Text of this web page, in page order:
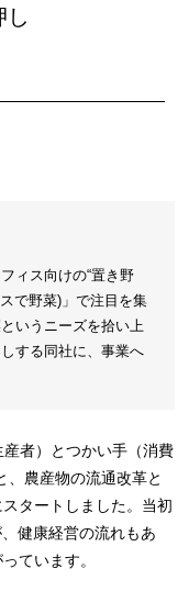
し
ィス向けの“置き野
で野菜) 」で注目を集
いうニーズを拾い上
する同社に、事業へ
産者）とつかい手（消費
、農産物の流通改革と
タートしました。当初
健康経営の流れもあ
ています。